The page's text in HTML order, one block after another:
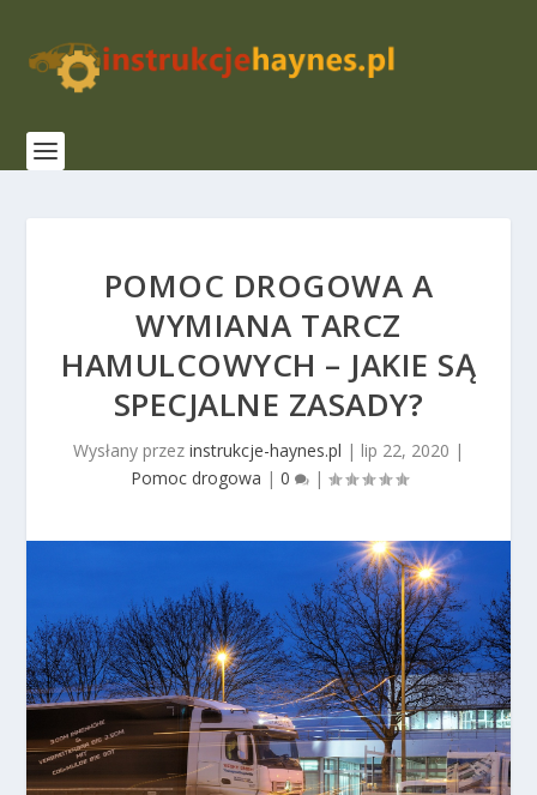
POMOC DROGOWA A
WYMIANA TARCZ
HAMULCOWYCH – JAKIE SĄ
SPECJALNE ZASADY?
Wysłany przez instrukcje-haynes.pl | lip 22, 2020 |
Pomoc drogowa | 0 |